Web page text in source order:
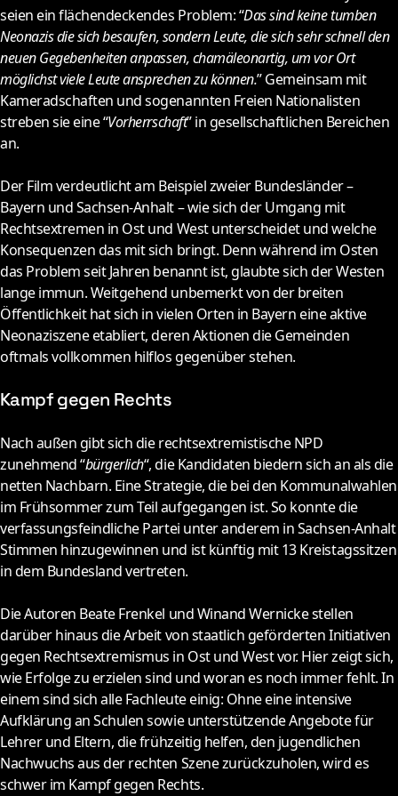
seien ein flächendeckendes Problem: “Das sind keine tumben
Neonazis die sich besaufen, sondern Leute, die sich sehr schnell den
neuen Gegebenheiten anpassen, chamäleonartig, um vor Ort
möglichst viele Leute ansprechen zu können.” Gemeinsam mit
Kameradschaften und sogenannten Freien Nationalisten
streben sie eine “Vorherrschaft” in gesellschaftlichen Bereichen
an.
Der Film verdeutlicht am Beispiel zweier Bundesländer –
Bayern und Sachsen-Anhalt – wie sich der Umgang mit
Rechtsextremen in Ost und West unterscheidet und welche
Konsequenzen das mit sich bringt. Denn während im Osten
das Problem seit Jahren benannt ist, glaubte sich der Westen
lange immun. Weitgehend unbemerkt von der breiten
Öffentlichkeit hat sich in vielen Orten in Bayern eine aktive
Neonaziszene etabliert, deren Aktionen die Gemeinden
oftmals vollkommen hilflos gegenüber stehen.
Kampf gegen Rechts
Nach außen gibt sich die rechtsextremistische NPD
zunehmend “bürgerlich“, die Kandidaten biedern sich an als die
netten Nachbarn. Eine Strategie, die bei den Kommunalwahlen
im Frühsommer zum Teil aufgegangen ist. So konnte die
verfassungsfeindliche Partei unter anderem in Sachsen-Anhalt
Stimmen hinzugewinnen und ist künftig mit 13 Kreistagssitzen
in dem Bundesland vertreten.
Die Autoren Beate Frenkel und Winand Wernicke stellen
darüber hinaus die Arbeit von staatlich geförderten Initiativen
gegen Rechtsextremismus in Ost und West vor. Hier zeigt sich,
wie Erfolge zu erzielen sind und woran es noch immer fehlt. In
einem sind sich alle Fachleute einig: Ohne eine intensive
Aufklärung an Schulen sowie unterstützende Angebote für
Lehrer und Eltern, die frühzeitig helfen, den jugendlichen
Nachwuchs aus der rechten Szene zurückzuholen, wird es
schwer im Kampf gegen Rechts.